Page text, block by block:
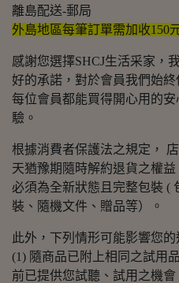
離島配送-郵局
外島地區每筆訂單需加收150
感謝您選擇SHCJ生活采家，
好的承諾，對於會員我們始
每位會員都能買得開心用的
驗。
根據消費者保護法之規定，
天猶豫期隨時解約退貨之權
必須為全新狀態且完整包裝 (
裝、隨機文件、贈品等）。
此外，下列情形可能影響您的
(1) 隨商品已附上相同之試用
前已提供您試聽、試用之機會